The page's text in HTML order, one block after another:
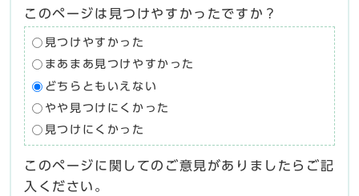
このページは見つけやすかったですか？
見つけやすかった
まあまあ見つけやすかった
どちらともいえない
やや見つけにくかった
見つけにくかった
このページに関してのご意見がありましたらご記
入ください。